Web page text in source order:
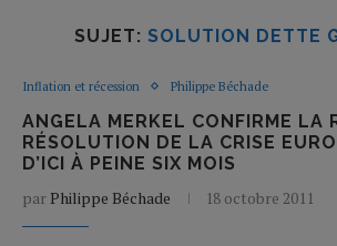
SUJET: SOLUTION DETTE
Inflation et récession Philippe Béchade
ANGELA MERKEL CONFIRME LA
RÉSOLUTION DE LA CRISE
D’ICI À PEINE SIX MOIS
par Philippe Béchade 18 octobre 2011